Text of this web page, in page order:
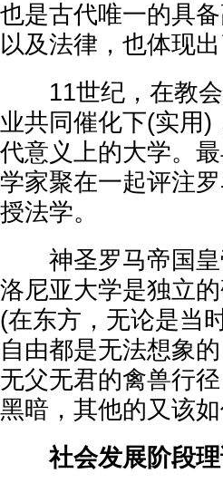
也是古代唯一的具
以及法律，也体现
11世纪，在教会
业共同催化下(实用)
代意义上的大学。
学家聚在一起评注
授法学。
神圣罗马帝国皇
洛尼亚大学是独立
(在东方，无论是当
自由都是无法想象
无父无君的禽兽行
黑暗，其他的又该
社会发展阶段